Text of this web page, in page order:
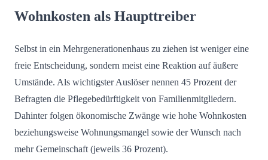
Wohnkosten als Haupttreiber
Selbst in ein Mehrgenerationenhaus zu ziehen ist weniger eine
freie Entscheidung, sondern meist eine Reaktion auf äußere
Umstände. Als wichtigster Auslöser nennen 45 Prozent der
Befragten die Pflegebedürftigkeit von Familienmitgliedern.
Dahinter folgen ökonomische Zwänge wie hohe Wohnkosten
beziehungsweise Wohnungsmangel sowie der Wunsch nach
mehr Gemeinschaft (jeweils 36 Prozent).